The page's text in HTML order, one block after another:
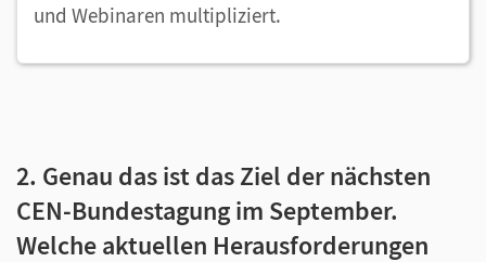
und Webinaren multipliziert.
2. Genau das ist das Ziel der nächsten
CEN-Bundestagung im September.
Welche aktuellen Herausforderungen